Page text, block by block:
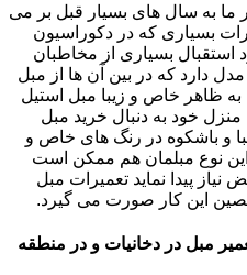
ما به سال های بسیار قبل بر می
بسیاری که در دکوراسیون
استقبال بسیاری از مخاطبان
دارد که در بین آن ها از مبل
به ظاهر خاص و زیبا مبل استیل
منزل خود به دنبال خرید مبل
و باشکوه در رنگ های خاص و
این نوع مبلمان هم ممکن است
پیدا نماید تعمیرات مبل
این کار صورت می گیرد.
مبل در دخانیات و در منطقه